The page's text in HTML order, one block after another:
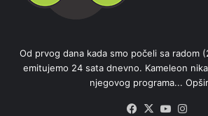
Od prvog dana kada smo počeli sa radom
emitujemo 24 sata dnevno. Kameleon
njegovog programa...
Facebook
X